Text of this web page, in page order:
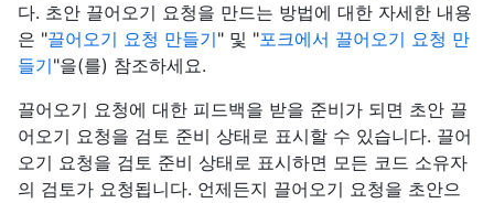
다. 초안 끌어오기 요청을 만드는 방법에 대한 자세한 내용
은 "끌어오기 요청 만들기" 및 "포크에서 끌어오기 요청 만
들기"을(를) 참조하세요.
끌어오기 요청에 대한 피드백을 받을 준비가 되면 초안 끌
어오기 요청을 검토 준비 상태로 표시할 수 있습니다. 끌어
오기 요청을 검토 준비 상태로 표시하면 모든 코드 소유자
의 검토가 요청됩니다. 언제든지 끌어오기 요청을 초안으